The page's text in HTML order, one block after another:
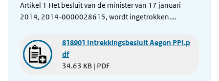
Artikel 1 Het besluit van de minister van 17 januari
2014, 2014-0000028615, wordt ingetrokken.…
818901 Intrekkingsbesluit Aegon PPI.p
df
34.63 KB | PDF